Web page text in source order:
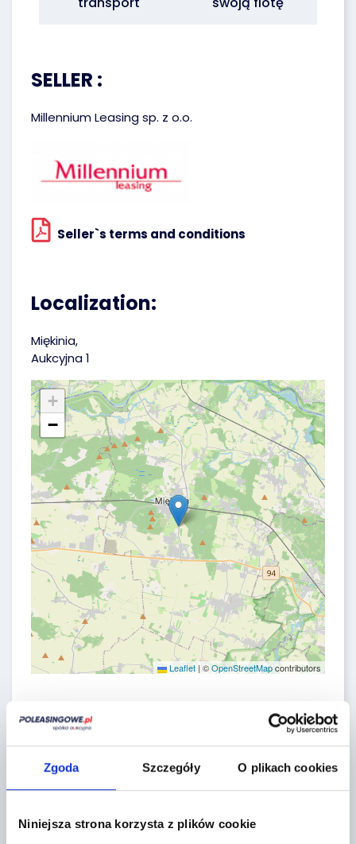
Zgoda Szczegóły O plikach cookies
Niniejsza strona korzysta z plików cookie
SELLER :
Millennium Leasing sp. z o.o.
Seller`s terms and conditions
Localization:
Miękinia,
Aukcyjna 1
+
−
Leaflet | ©OpenStreetMapcontributors
CONTACT FORM